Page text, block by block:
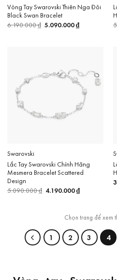
Vòng Tay Swarovski Thiên Nga Đôi
Black Swan Bracelet
6.190.000₫ Giá
gốc
5.090.000₫Giá
hiện
Swarovski
Lắc Tay Swarovski Chính Hãng
Mesmera Bracelet Scattered
Design
5.090.000₫ Giá
gốc
4.190.000₫Giá
hiện
4.190.000 ₫.
1 2 3 4